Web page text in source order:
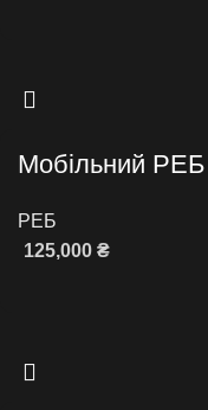
Мобільний
РЕБ
125,000 ₴